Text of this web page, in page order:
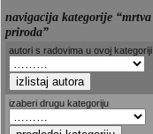
navigacija kategorije “mrtva
priroda”
autori s radovima u ovoj kategoriji
izaberi drugu kategoriju